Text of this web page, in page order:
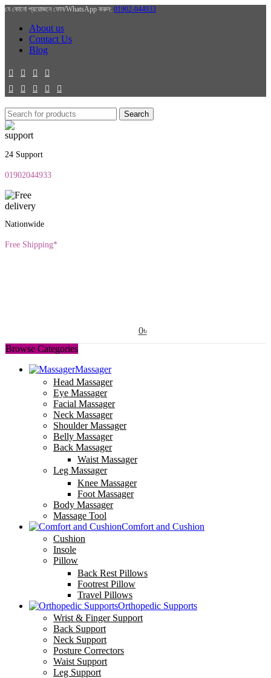
যে কোনো প্রয়োজনে ফোন/WhatsApp করুন: 01902-044933
About us
Contact Us
Blog
Search
24 Support
01902044933
Nationwide
Free Shipping*
0৳
Browse Categories
Massager
Head Massager
Eye Massager
Facial Massager
Neck Massager
Shoulder Massager
Belly Massager
Back Massager
Waist Massager
Leg Massager
Knee Massager
Foot Massager
Body Massager
Massage Tool
Comfort and Cushion
Cushion
Insole
Pillow
Back Rest Pillows
Footrest Pillow
Travel Pillows
Orthopedic Supports
Wrist & Finger Support
Back Support
Neck Support
Posture Correctors
Waist Support
Leg Support